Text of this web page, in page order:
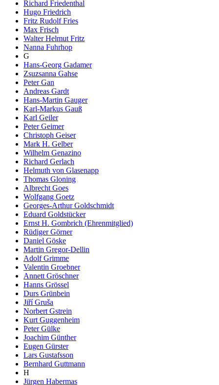
Richard Friedenthal
Hugo Friedrich
Fritz Rudolf Fries
Max Frisch
Walter Helmut Fritz
Nanna Fuhrhop
G
Hans-Georg Gadamer
Zsuzsanna Gahse
Peter Gan
Andreas Gardt
Hans-Martin Gauger
Karl-Markus Gauß
Karl Geiler
Peter Geimer
Christoph Geiser
Mark H. Gelber
Wilhelm Genazino
Richard Gerlach
Helmuth von Glasenapp
Thomas Gloning
Albrecht Goes
Wolfgang Goetz
Georges-Arthur Goldschmidt
Eduard Goldstücker
Ernst H. Gombrich (Ehrenmitglied)
Rüdiger Görner
Daniel Göske
Martin Gregor-Dellin
Adolf Grimme
Valentin Groebner
Annett Gröschner
Hanns Grössel
Durs Grünbein
Jiří Gruša
Norbert Gstrein
Kurt Guggenheim
Peter Gülke
Joachim Günther
Eugen Gürster
Lars Gustafsson
Bernhard Guttmann
H
Jürgen Habermas